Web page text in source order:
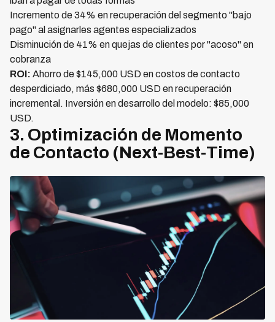
Incremento de 34% en recuperación del segmento "bajo
pago" al asignarles agentes especializados
Disminución de 41% en quejas de clientes por "acoso" en
cobranza
ROI: Ahorro de $145,000 USD en costos de contacto
desperdiciado, más $680,000 USD en recuperación
incremental. Inversión en desarrollo del modelo: $85,000
USD.
3. Optimización de Momento
de Contacto (Next-Best-Time)